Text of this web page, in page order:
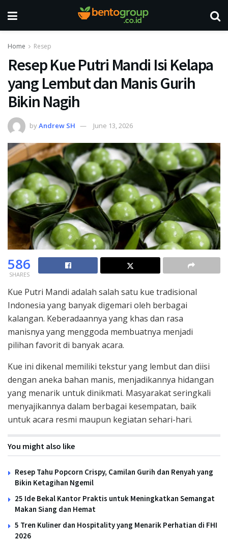
Home Resep
Resep Kue Putri Mandi Isi Kelapa
yang Lembut dan Manis Gurih
Bikin Nagih
byAndrew SH June 13, 2026
586
SHARES
Kue Putri Mandi adalah salah satu kue tradisional
Indonesia yang banyak digemari oleh berbagai
kalangan. Keberadaannya yang khas dan rasa
manisnya yang menggoda membuatnya menjadi
pilihan favorit di banyak acara.
Kue ini dikenal memiliki tekstur yang lembut dan diisi
dengan aneka bahan manis, menjadikannya hidangan
yang menarik untuk dinikmati. Masyarakat seringkali
menyajikannya dalam berbagai kesempatan, baik
untuk acara resmi maupun kegiatan sehari-hari.
You might also like
Resep Tahu Popcorn Crispy, Camilan Gurih dan Renyah yang
Bikin Ketagihan Ngemil
25 Ide Bekal Kantor Praktis untuk Meningkatkan Semangat
Makan Siang dan Hemat
5 Tren Kuliner dan Hospitality yang Menarik Perhatian di FHI
2026